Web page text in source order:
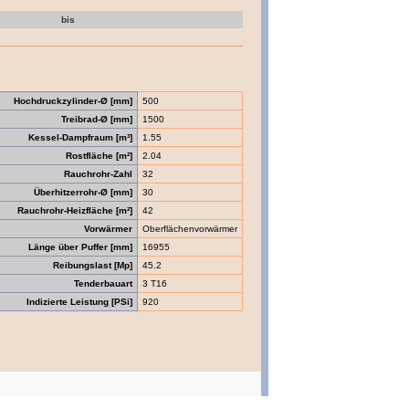
bis
Hochdruckzylinder-Ø [mm]
500
Treibrad-Ø [mm]
1500
Kessel-Dampfraum [m³]
1.55
Rostfläche [m²]
2.04
Rauchrohr-Zahl
32
Überhitzerrohr-Ø [mm]
30
Rauchrohr-Heizfläche [m²]
42
Vorwärmer
Oberflächenvorwärmer
Länge über Puffer [mm]
16955
Reibungslast [Mp]
45.2
Tenderbauart
3 T16
Indizierte Leistung [PSi]
920